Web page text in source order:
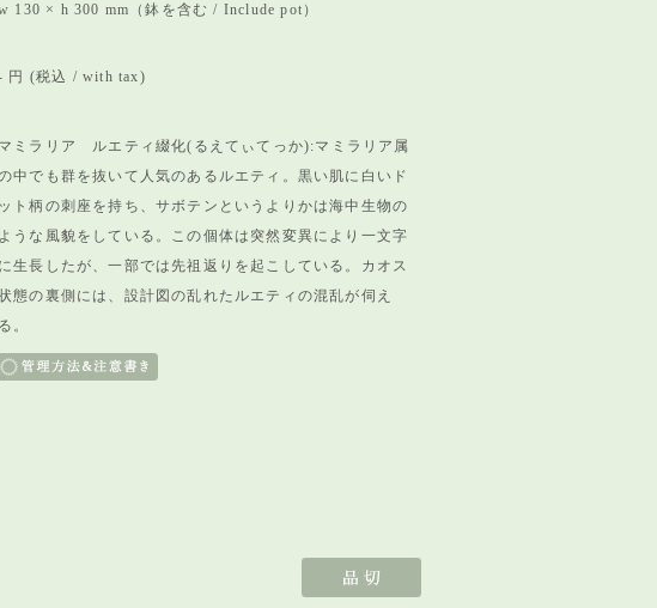
130 × h 300 mm（鉢を含む / Include pot）
円 (税込 / with tax)
マミラリア ルエティ綴化(るえてぃてっか):マミラリア属
中でも群を抜いて人気のあるルエティ。黒い肌に白いド
ット柄の刺座を持ち、サボテンというよりかは海中生物の
ような風貌をしている。この個体は突然変異により一文字
に生長したが、一部では先祖返りを起こしている。カオス
態の裏側には、設計図の乱れたルエティの混乱が伺え
る。